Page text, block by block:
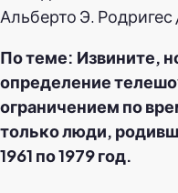
Альберто Э.
По теме: Извините,
определение
ограничением по
только люди,
1961 по 1979 год.